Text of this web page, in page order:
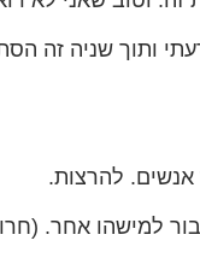
ותוך שניה זה
אנשים. להרצות.
למישהו אחר.